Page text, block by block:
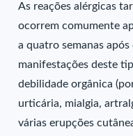
As reações alérgicas
ocorrem comumente
a quatro semanas
manifestações deste
debilidade orgânica
urticária, mialgia,
várias erupções